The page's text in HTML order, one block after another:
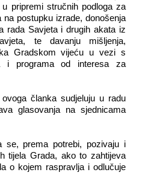
pripremi stručnih podloga za
na postupku izrade, donošenja
rada Savjeta i drugih akata iz
te davanju mišljenja,
Gradskom vijeću u vezi s
i programa od interesa za
članka sudjeluju u radu
glasovanja na sjednicama
se, prema potrebi, pozivaju i
tijela Grada, ako to zahtijeva
o kojem raspravlja i odlučuje